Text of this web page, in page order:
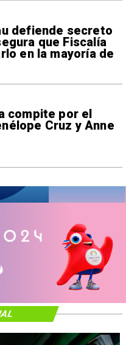
defiende secreto
que Fiscalía
en la mayoría de
compite por el
Cruz y Anne